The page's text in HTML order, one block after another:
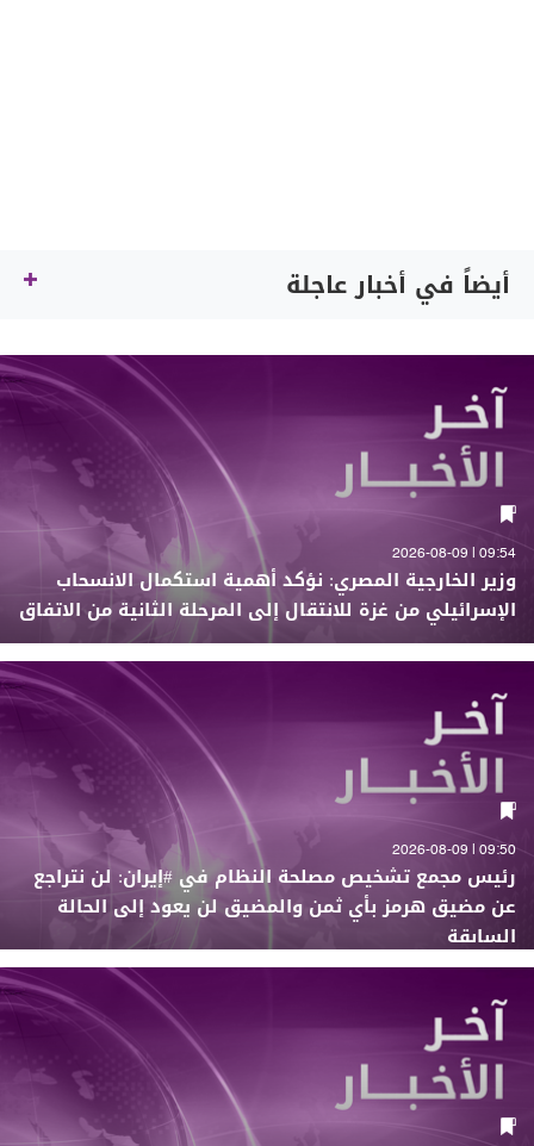
أيضاً في أخبار عاجلة
09:54 | 2026-08-09
وزير الخارجية المصري: نؤكد أهمية استكمال الانسحاب
الإسرائيلي من غزة للانتقال إلى المرحلة الثانية من الاتفاق
09:50 | 2026-08-09
رئيس مجمع تشخيص مصلحة النظام في #إيران: لن نتراجع
عن مضيق هرمز بأي ثمن والمضيق لن يعود إلى الحالة
السابقة